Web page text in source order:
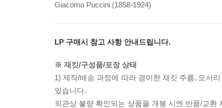
Giacomo Puccini (1858-1924)
LP 구매시 참고 사항 안내드립니다.
※ 재킷/구성품/포장 상태
1) 제작/배송 과정에 따라 경미한 재킷 주름, 모서
있습니다.
외관상 불량 확인되는 상품을 개봉 시엔 반품/교환